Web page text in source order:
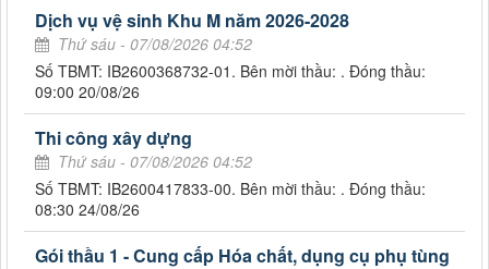
Dịch vụ vệ sinh Khu M năm 2026-2028
Thứ sáu - 07/08/2026 04:52
Số TBMT: IB2600368732-01. Bên mời thầu: . Đóng thầu:
09:00 20/08/26
Thi công xây dựng
Thứ sáu - 07/08/2026 04:52
Số TBMT: IB2600417833-00. Bên mời thầu: . Đóng thầu:
08:30 24/08/26
Gói thầu 1 - Cung cấp Hóa chất, dụng cụ phụ tùng